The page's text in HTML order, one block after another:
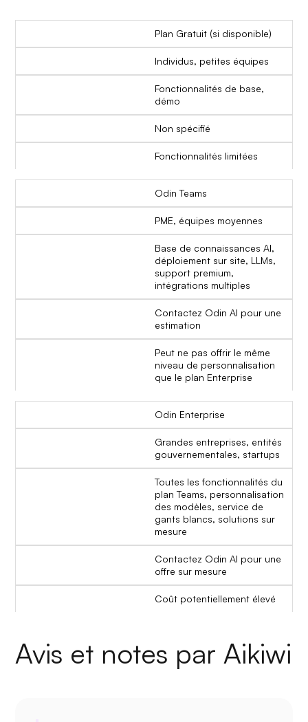
Plan Gratuit (si disponible)
Individus, petites équipes
Fonctionnalités de base,
démo
Non spécifié
Fonctionnalités limitées
Odin Teams
PME, équipes moyennes
Base de connaissances AI,
déploiement sur site, LLMs,
support premium,
intégrations multiples
Contactez Odin AI pour une
estimation
Peut ne pas offrir le même
niveau de personnalisation
que le plan Enterprise
Odin Enterprise
Grandes entreprises, entités
gouvernementales, startups
Toutes les fonctionnalités du
plan Teams, personnalisation
des modèles, service de
gants blancs, solutions sur
mesure
Contactez Odin AI pour une
offre sur mesure
Coût potentiellement élevé
Avis et notes par Aikiwi